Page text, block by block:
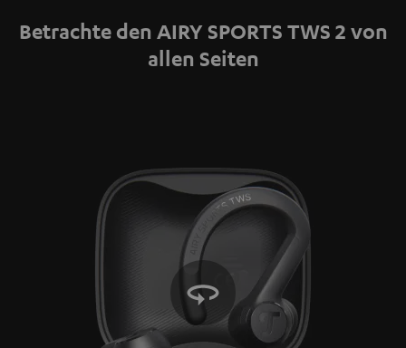
Video
Betrachte den AIRY SPORTS TWS 2 von
allen Seiten